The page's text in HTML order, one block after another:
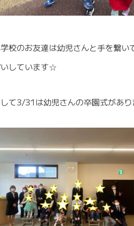
校のお友達は幼児さんと手を繋
しています☆
て3/31は幼児さんの卒園式があり